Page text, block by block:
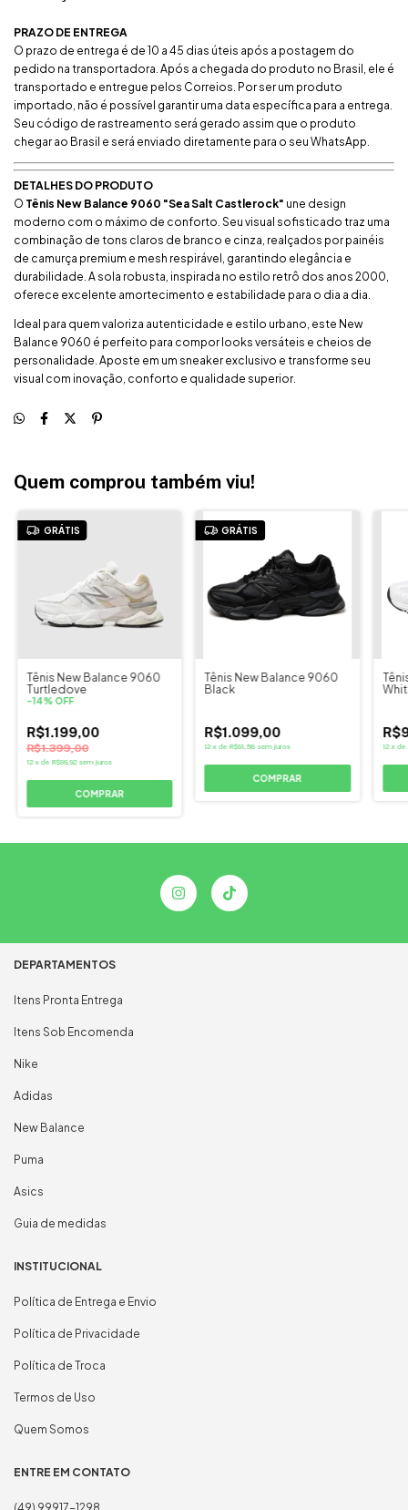
PRAZO DE ENTREGA
O prazo de entrega é de 10 a 45 dias úteis após a postagem do
pedido na transportadora. Após a chegada do produto no Brasil, ele é
transportado e entregue pelos Correios. Por ser um produto
importado, não é possível garantir uma data específica para a entrega.
Seu código de rastreamento será gerado assim que o produto
chegar ao Brasil e será enviado diretamente para o seu WhatsApp.
DETALHES DO PRODUTO
O Tênis New Balance 9060 "Sea Salt Castlerock" une design
moderno com o máximo de conforto. Seu visual sofisticado traz uma
combinação de tons claros de branco e cinza, realçados por painéis
de camurça premium e mesh respirável, garantindo elegância e
durabilidade. A sola robusta, inspirada no estilo retrô dos anos 2000,
oferece excelente amortecimento e estabilidade para o dia a dia.
Ideal para quem valoriza autenticidade e estilo urbano, este New
Balance 9060 é perfeito para compor looks versáteis e cheios de
personalidade. Aposte em um sneaker exclusivo e transforme seu
visual com inovação, conforto e qualidade superior.
Quem comprou também viu!
GRÁTIS
Tênis New Balance 9060
Turtledove
-14%OFF
R$1.199,00
R$1.399,00
12 x de R$99,92 sem juros
COMPRAR
GRÁTIS
Tênis New Balance 9060
Black
R$1.099,00
12 xde R$91,58 sem juros
COMPRAR
12 xde
DEPARTAMENTOS
Itens Pronta Entrega
Itens Sob Encomenda
Nike
Adidas
New Balance
Puma
Asics
Guia de medidas
INSTITUCIONAL
Política de Entrega e Envio
Política de Privacidade
Política de Troca
Termos de Uso
Quem Somos
ENTRE EM CONTATO